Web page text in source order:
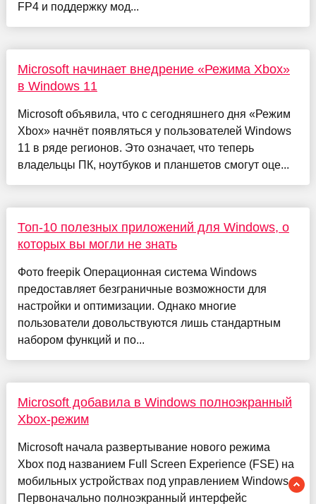
FP4 и поддержку мод...
Microsoft начинает внедрение «Режима Xbox»
в Windows 11
Microsoft объявила, что с сегодняшнего дня «Режим
Xbox» начнёт появляться у пользователей Windows
11 в ряде регионов. Это означает, что теперь
владельцы ПК, ноутбуков и планшетов смогут оце...
Топ-10 полезных приложений для Windows, о
которых вы могли не знать
Фото freepik Операционная система Windows
предоставляет безграничные возможности для
настройки и оптимизации. Однако многие
пользователи довольствуются лишь стандартным
набором функций и по...
Microsoft добавила в Windows полноэкранный
Xbox-режим
Microsoft начала развертывание нового режима
Xbox под названием Full Screen Experience (FSE) на
мобильных устройствах под управлением Windows.
Первоначально полноэкранный интерфейс